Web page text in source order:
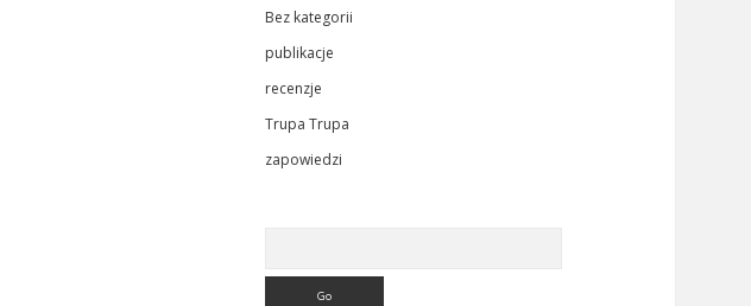
Bez kategorii
publikacje
recenzje
Trupa Trupa
zapowiedzi